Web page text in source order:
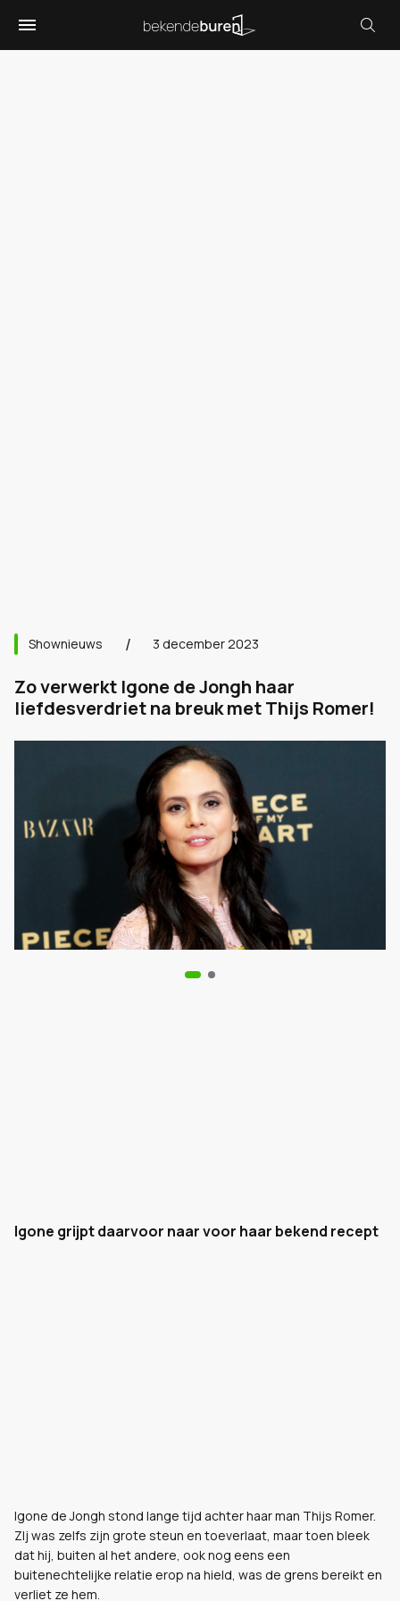
Shownieuws 3 december 2023
Zo verwerkt Igone de Jongh haar
liefdesverdriet na breuk met Thijs Romer!
Igone grijpt daarvoor naar voor haar bekend recept
Igone de Jongh stond lange tijd achter haar man Thijs Romer.
ZIj was zelfs zijn grote steun en toeverlaat, maar toen bleek
dat hij, buiten al het andere, ook nog eens een
buitenechtelijke relatie erop na hield, was de grens bereikt en
verliet ze hem.